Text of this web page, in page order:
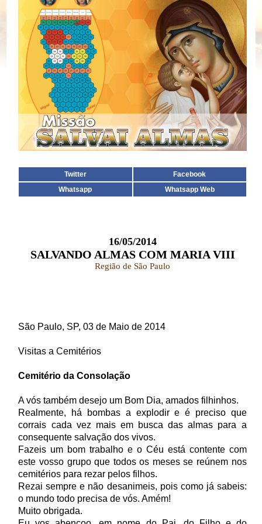
Twitter
Facebook
Whatsapp
Whatsapp Web
16/05/2014
SALVANDO ALMAS COM MARIA VIII
Região de São Paulo
São Paulo, SP, 03 de Maio de 2014
Visitas a Cemitérios
Cemitério da Consolação
A vós também desejo um Bom Dia, amados filhinhos.
Realmente, há bombas a explodir e é preciso que
corrais cada vez mais em busca das almas para a
consequente salvação dos vivos.
Fazeis um bom trabalho e o Céu está contente com
este vosso grupo que todos os meses se reúnem nos
cemitérios para rezar pelos filhos.
Rezai sempre e não desanimeis, pois como já sabeis:
o mundo todo precisa de vós. Amém!
Muito obrigada.